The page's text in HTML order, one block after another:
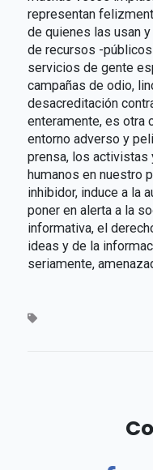
representan
de quienes las usan
de recursos -
servicios de gente
campañas de odio,
desacreditación
enteramente, es otra
entorno adverso y
prensa, los
humanos en nuestro
inhibidor, induce a la
poner en alerta a la
informativa, el
ideas y de la
seriamente,